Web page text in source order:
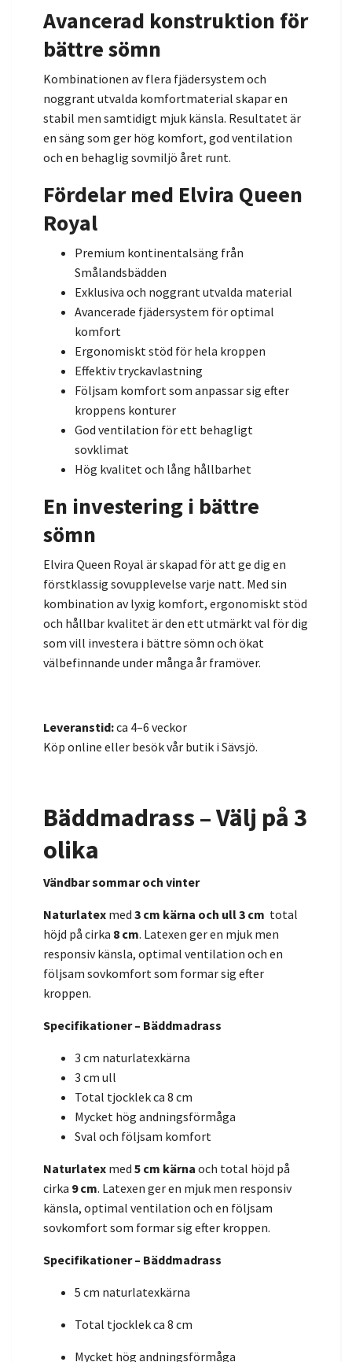
Avancerad konstruktion för
bättre sömn
Kombinationen av flera fjädersystem och
noggrant utvalda komfortmaterial skapar en
stabil men samtidigt mjuk känsla. Resultatet är
en säng som ger hög komfort, god ventilation
och en behaglig sovmiljö året runt.
Fördelar med Elvira Queen
Royal
Premium kontinentalsäng från
Smålandsbädden
Exklusiva och noggrant utvalda material
Avancerade fjädersystem för optimal
komfort
Ergonomiskt stöd för hela kroppen
Effektiv tryckavlastning
Följsam komfort som anpassar sig efter
kroppens konturer
God ventilation för ett behagligt
sovklimat
Hög kvalitet och lång hållbarhet
En investering i bättre
sömn
Elvira Queen Royal är skapad för att ge dig en
förstklassig sovupplevelse varje natt. Med sin
kombination av lyxig komfort, ergonomiskt stöd
och hållbar kvalitet är den ett utmärkt val för dig
som vill investera i bättre sömn och ökat
välbefinnande under många år framöver.
Leveranstid:ca 4–6 veckor
Köp online eller besök vår butik i Sävsjö.
Bäddmadrass – Välj på 3
olika
Vändbar sommar och vinter
Naturlatex med 3 cm kärna och ull 3 cm total
höjd på cirka 8 cm. Latexen ger en mjuk men
responsiv känsla, optimal ventilation och en
följsam sovkomfort som formar sig efter
kroppen.
Specifikationer – Bäddmadrass
3 cm naturlatexkärna
3 cm ull
Total tjocklek ca 8 cm
Mycket hög andningsförmåga
Sval och följsam komfort
Naturlatex med 5 cm kärna och total höjd på
cirka 9 cm. Latexen ger en mjuk men responsiv
känsla, optimal ventilation och en följsam
sovkomfort som formar sig efter kroppen.
Specifikationer – Bäddmadrass
5 cm naturlatexkärna
Total tjocklek ca 8 cm
Mycket hög andningsförmåga